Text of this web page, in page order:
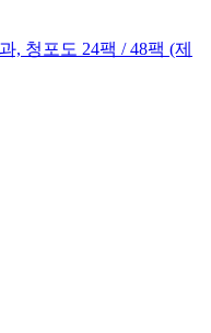
, 청포도 24팩 / 48팩 (제